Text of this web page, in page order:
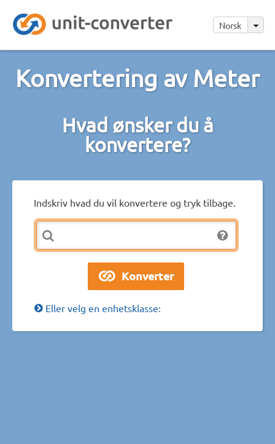
Norsk
Konvertering av Meter
Hvad ønsker du å
konvertere?
Indskriv hvad du vil konvertere og tryk tilbage.
Eller velg en enhetsklasse: